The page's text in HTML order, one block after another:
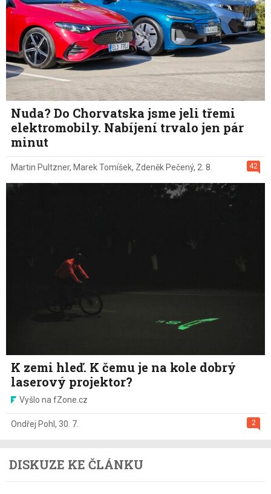
Nuda? Do Chorvatska jsme jeli třemi
elektromobily. Nabíjení trvalo jen pár
minut
42
Martin Pultzner, Marek Tomíšek, Zdeněk Pečený, 2. 8.
K zemi hleď. K čemu je na kole dobrý
laserový projektor?
Vyšlo na fZone.cz
2
Ondřej Pohl , 30. 7.
DISKUZE KE ČLÁNKU